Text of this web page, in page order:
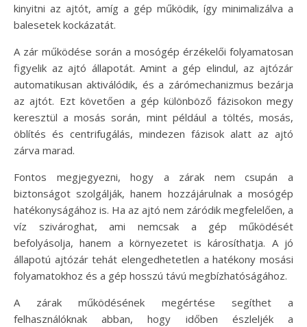
kinyitni az ajtót, amíg a gép működik, így minimalizálva a
balesetek kockázatát.
A zár működése során a mosógép érzékelői folyamatosan
figyelik az ajtó állapotát. Amint a gép elindul, az ajtózár
automatikusan aktiválódik, és a zárómechanizmus bezárja
az ajtót. Ezt követően a gép különböző fázisokon megy
keresztül a mosás során, mint például a töltés, mosás,
öblítés és centrifugálás, mindezen fázisok alatt az ajtó
zárva marad.
Fontos megjegyezni, hogy a zárak nem csupán a
biztonságot szolgálják, hanem hozzájárulnak a mosógép
hatékonyságához is. Ha az ajtó nem záródik megfelelően, a
víz szivároghat, ami nemcsak a gép működését
befolyásolja, hanem a környezetet is károsíthatja. A jó
állapotú ajtózár tehát elengedhetetlen a hatékony mosási
folyamatokhoz és a gép hosszú távú megbízhatóságához.
A zárak működésének megértése segíthet a
felhasználóknak abban, hogy időben észleljék a